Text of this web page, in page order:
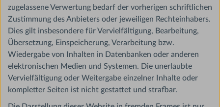
zugelassene Verwertung bedarf der vorherigen schriftlichen
Zustimmung des Anbieters oder jeweiligen Rechteinhabers.
Dies gilt insbesondere für Vervielfältigung, Bearbeitung,
Übersetzung, Einspeicherung, Verarbeitung bzw.
Wiedergabe von Inhalten in Datenbanken oder anderen
elektronischen Medien und Systemen. Die unerlaubte
Vervielfältigung oder Weitergabe einzelner Inhalte oder
kompletter Seiten ist nicht gestattet und strafbar.